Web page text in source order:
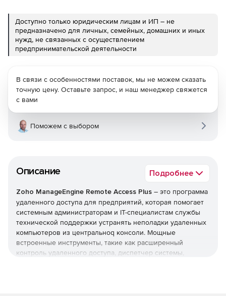
Доступно только юридическим лицам и ИП – не
предназначено для личных, семейных, домашних и иных
нужд, не связанных с осуществлением
предпринимательской деятельности
Описание Подробнее
Zoho ManageEngine Remote Access Plus – это программа
удаленного доступа для предприятий, которая помогает
системным администраторам и IТ-специалистам службы
технической поддержки устранять неполадки удаленных
компьютеров из центральноq консоли. Мощные
встроенные инструменты, такие как расширенный
контроль удаленного доступа, диспетчер системы,
В связи с особенностями поставок, мы не можем сказать
точную цену. Оставьте запрос, и наш менеджер свяжется
с вами
Поможем с выбором